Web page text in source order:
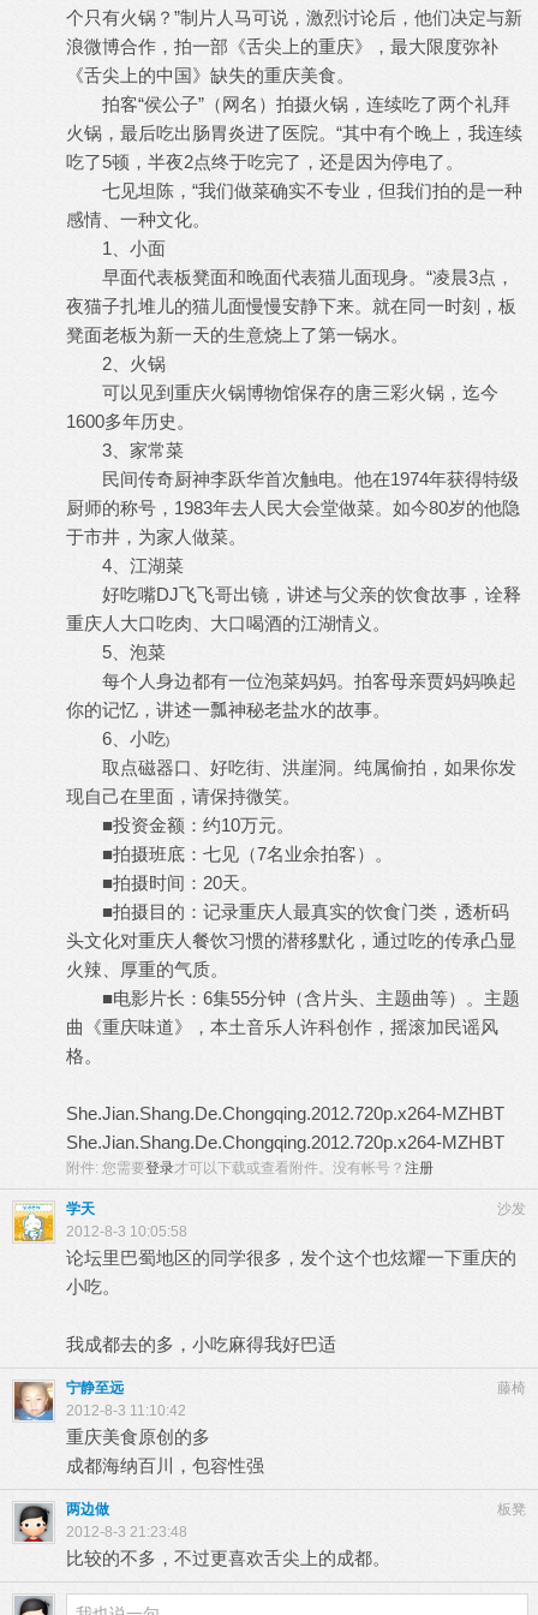
个只有火锅？”制片人马可说，激烈讨论后，他们决定与新
浪微博合作，拍一部《舌尖上的重庆》，最大限度弥补
《舌尖上的中国》缺失的重庆美食。
拍客“侯公子”（网名）拍摄火锅，连续吃了两个礼拜
火锅，最后吃出肠胃炎进了医院。“其中有个晚上，我连续
吃了5顿，半夜2点终于吃完了，还是因为停电了。
七见坦陈，“我们做菜确实不专业，但我们拍的是一种
感情、一种文化。
1、小面
早面代表板凳面和晚面代表猫儿面现身。“凌晨3点，
夜猫子扎堆儿的猫儿面慢慢安静下来。就在同一时刻，板
凳面老板为新一天的生意烧上了第一锅水。
2、火锅
可以见到重庆火锅博物馆保存的唐三彩火锅，迄今
1600多年历史。
3、家常菜
民间传奇厨神李跃华首次触电。他在1974年获得特级
厨师的称号，1983年去人民大会堂做菜。如今80岁的他隐
于市井，为家人做菜。
4、江湖菜
好吃嘴DJ飞飞哥出镜，讲述与父亲的饮食故事，诠释
重庆人大口吃肉、大口喝酒的江湖情义。
5、泡菜
每个人身边都有一位泡菜妈妈。拍客母亲贾妈妈唤起
你的记忆，讲述一瓢神秘老盐水的故事。
6、小吃)
取点磁器口、好吃街、洪崖洞。纯属偷拍，如果你发
现自己在里面，请保持微笑。
■投资金额：约10万元。
■拍摄班底：七见（7名业余拍客）。
■拍摄时间：20天。
■拍摄目的：记录重庆人最真实的饮食门类，透析码
头文化对重庆人餐饮习惯的潜移默化，通过吃的传承凸显
火辣、厚重的气质。
■电影片长：6集55分钟（含片头、主题曲等）。主题
曲《重庆味道》，本土音乐人许科创作，摇滚加民谣风
格。
She.Jian.Shang.De.Chongqing.2012.720p.x264-MZHBT
She.Jian.Shang.De.Chongqing.2012.720p.x264-MZHBT
附件: 您需要登录才可以下载或查看附件。没有帐号？ 注册
沙发
学天
2012-8-3 10:05:58
论坛里巴蜀地区的同学很多，发个这个也炫耀一下重庆的
小吃。
我成都去的多，小吃麻得我好巴适
藤椅
宁静至远
2012-8-3 11:10:42
重庆美食原创的多
成都海纳百川，包容性强
板凳
两边做
2012-8-3 21:23:48
比较的不多，不过更喜欢舌尖上的成都。